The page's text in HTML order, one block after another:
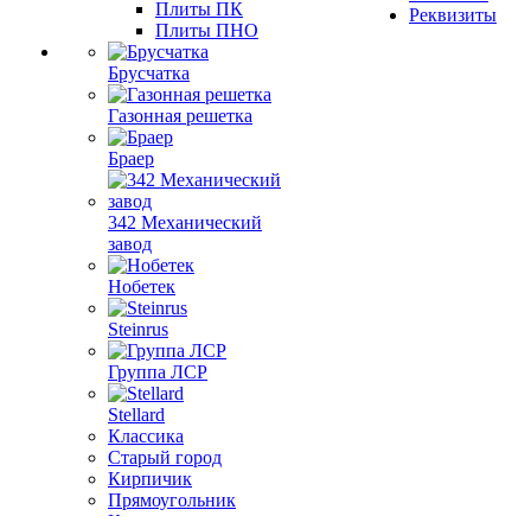
Плиты ПК
Плиты ПНО
Брусчатка
Газонная решетка
Браер
342 Механический
завод
Нобетек
Steinrus
Группа ЛСР
Stellard
Классика
Старый город
Кирпичик
Прямоугольник
Реквизиты